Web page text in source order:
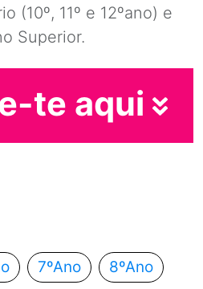
(10º, 11º e 12ºano) e
Superior.
te aqui
7ºAno 8ºAno